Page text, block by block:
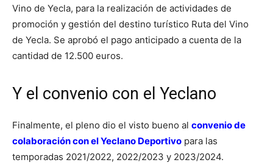
Vino de Yecla, para la realización de actividades de
promoción y gestión del destino turístico Ruta del Vino
de Yecla. Se aprobó el pago anticipado a cuenta de la
cantidad de 12.500 euros.
Y el convenio con el Yeclano
Finalmente, el pleno dio el visto bueno al convenio de
colaboración con el Yeclano Deportivo para las
temporadas 2021/2022, 2022/2023 y 2023/2024.